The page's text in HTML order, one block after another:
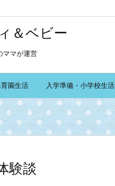
＆ベビー
ママが運営
園生活 入学準備・小学校生活
験談